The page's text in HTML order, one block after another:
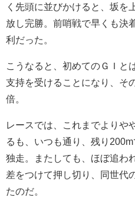
く先頭に並びかけると、坂を
放し完勝。前哨戦で早くも決
利だった。
こうなると、初めてのＧＩと
支持を受けることになり、そ
倍。
レースでは、これまでよりや
るも、いつも通り、残り
独走。またしても、ほぼ追わ
差をつけて押し切り、同世代
たのだ。